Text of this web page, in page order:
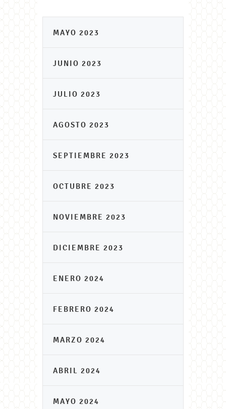
MAYO 2023
JUNIO 2023
JULIO 2023
AGOSTO 2023
SEPTIEMBRE 2023
OCTUBRE 2023
NOVIEMBRE 2023
DICIEMBRE 2023
ENERO 2024
FEBRERO 2024
MARZO 2024
ABRIL 2024
MAYO 2024